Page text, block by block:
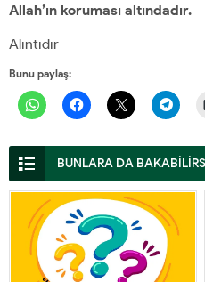
Allah’ın koruması altındadır.
Alıntıdır
Bunu paylaş:
BUNLARA DA